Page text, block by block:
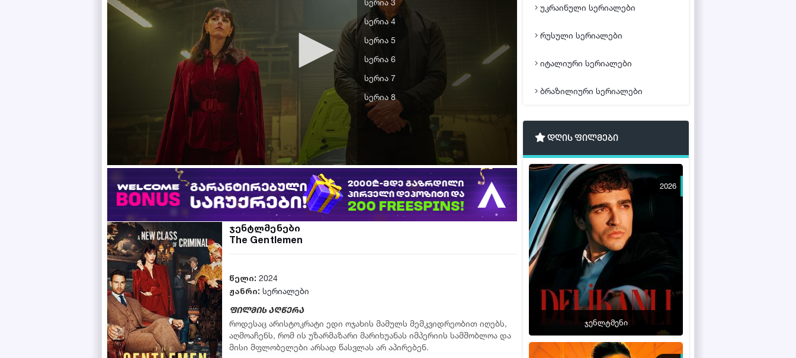
სერია 3
სერია 4
სერია 5
სერია 6
სერია 7
სერია 8
ჯენტლმენები
The Gentlemen
წელი: 2024
ჟანრი: სერიალები
ფილმის აღწერა
როდესაც არისტოკრატი ედი ოჯახის მამულს მემკვიდრეობით იღებს,
აღმოაჩენს, რომ ის უზარმაზარი მარიხუანას იმპერიის სამშობლოა და
მისი მფლობელები არსად წასვლას არ აპირებენ.
უკრაინული სერიალები
რუსული სერიალები
იტალიური სერიალები
ბრაზილიური სერიალები
დღის ფილმები
2026
ჯენლტმენი